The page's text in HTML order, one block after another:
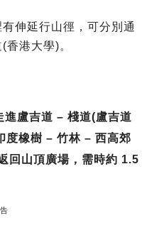
伸延行山徑，可分別通
港大學)。
進盧吉道 – 棧道(盧吉道
度橡樹 – 竹林 – 西高郊
回山頂廣場，需時約 1.5